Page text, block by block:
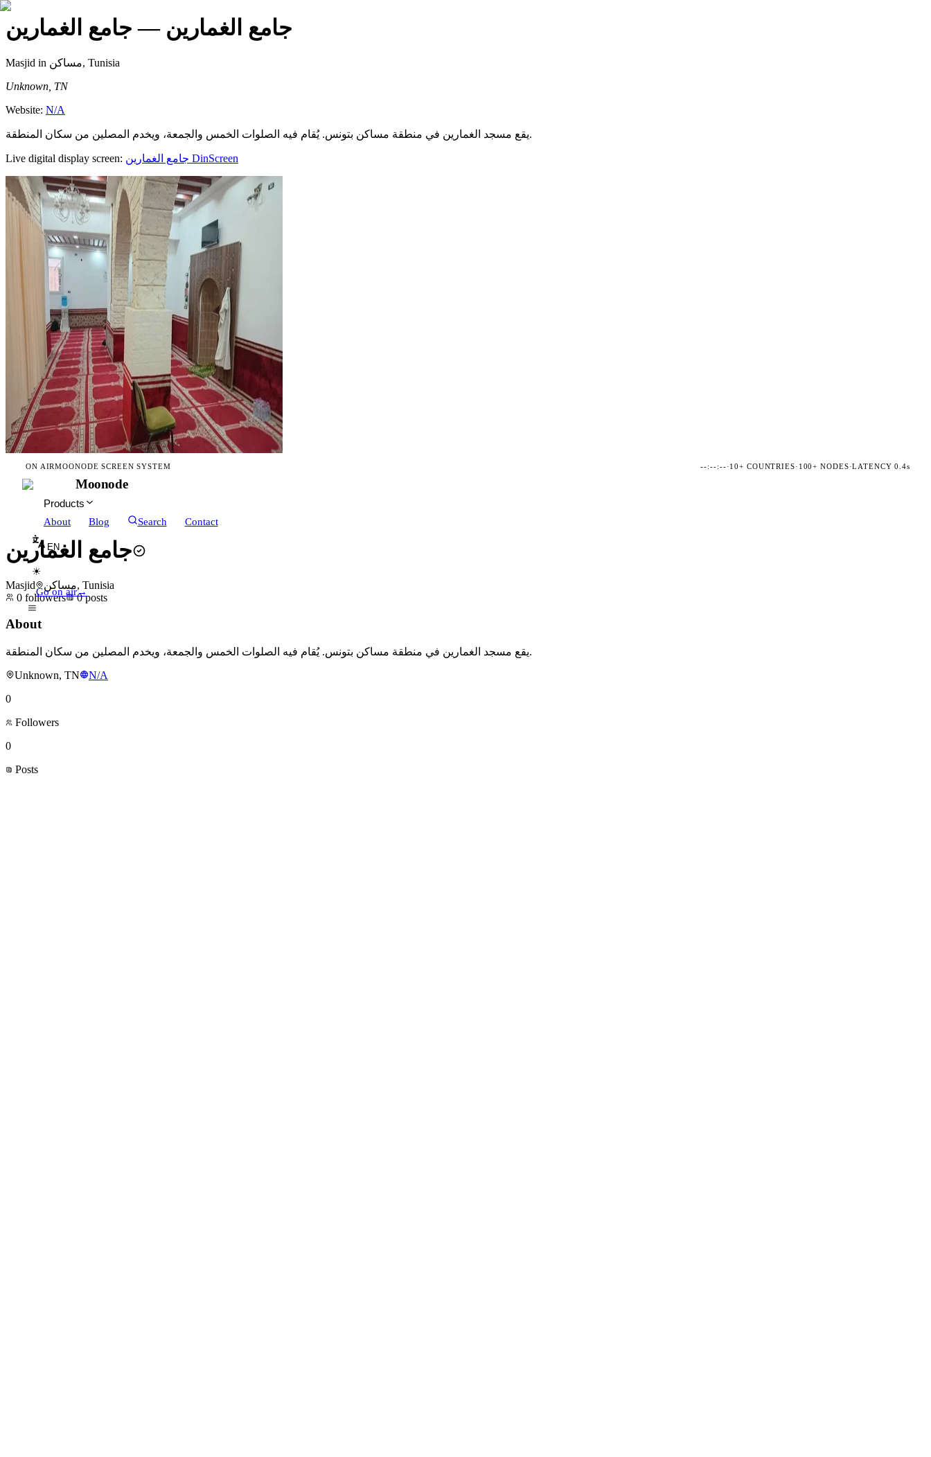
جامع الغمارين — جامع الغمارين
Masjid
in مساكن, Tunisia
Unknown, TN
Website: N/A
يقع مسجد الغمارين في منطقة مساكن بتونس. يُقام فيه الصلوات الخمس والجمعة، ويخدم المصلين من سكان المنطقة.
Live digital display screen: جامع الغمارين DinScreen
ON AIRMOONODE SCREEN SYSTEM --:--:--·10+ COUNTRIES· 100+ NODES·LATENCY 0.4s
Moonode
Products
About
Blog Search Contact
EN
☀
Go on air→
جامع الغمارين
Masjid
مساكن, Tunisia
0 followers 0 posts
About
يقع مسجد الغمارين في منطقة مساكن بتونس. يُقام فيه الصلوات الخمس والجمعة، ويخدم المصلين من سكان المنطقة.
Unknown, TN
N/A
0
Followers
0
Posts